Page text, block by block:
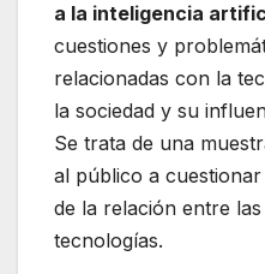
a la inteligencia
cuestiones y
relacionadas con la
la sociedad y su
Se trata de una
al público a
de la relación entre
tecnologías.